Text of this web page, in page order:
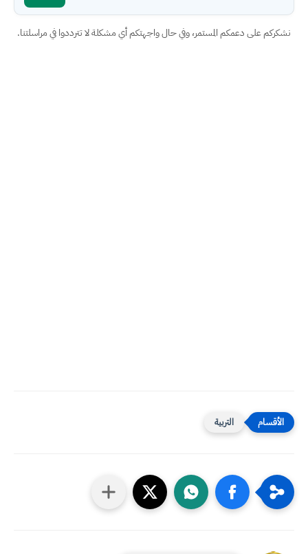
نشكركم على دعمكم المستمر، وفي حال واجهتكم أي مشكلة لا تترددوا في مراسلتنا.
التربية